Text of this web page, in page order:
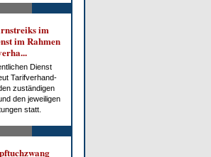
im
im Rah­men
Dienst
Ta­rif­ver­hand­
zu­stän­di­gen
den je­wei­li­gen
statt.